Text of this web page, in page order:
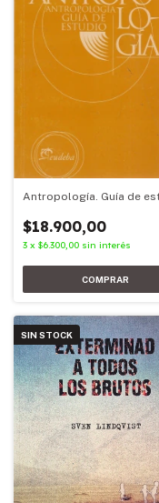
Antropología. Guía de
$18.900,00
3 x $6.300,00 sin interés
SIN STOCK